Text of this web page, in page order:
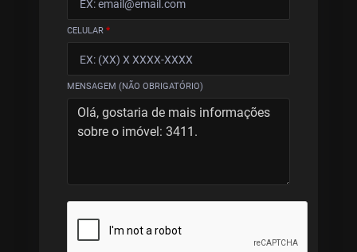
CELULAR *
MENSAGEM (NÃO OBRIGATÓRIO)